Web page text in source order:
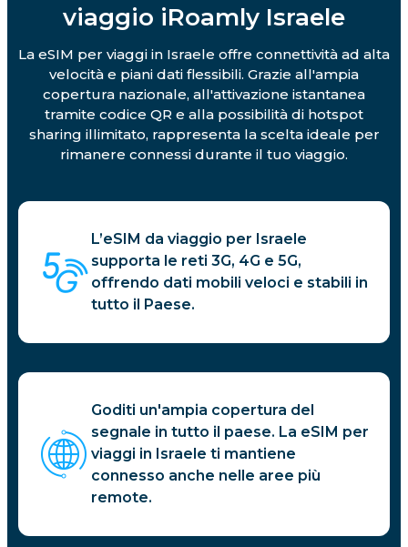
viaggio iRoamly Israele
La eSIM per viaggi in Israele offre connettività ad alta
velocità e piani dati flessibili. Grazie all'ampia
copertura nazionale, all'attivazione istantanea
tramite codice QR e alla possibilità di hotspot
sharing illimitato, rappresenta la scelta ideale per
rimanere connessi durante il tuo viaggio.
L’eSIM da viaggio per Israele
supporta le reti 3G, 4G e 5G,
offrendo dati mobili veloci e stabili in
tutto il Paese.
Goditi un'ampia copertura del
segnale in tutto il paese. La eSIM per
viaggi in Israele ti mantiene
connesso anche nelle aree più
remote.